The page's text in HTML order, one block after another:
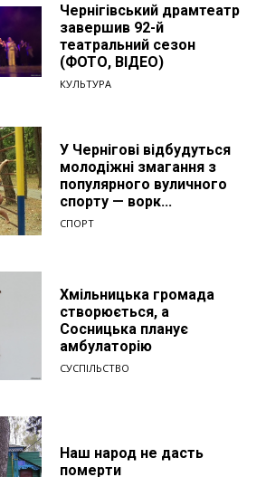
Чернігівський драмтеатр
завершив 92-й
театральний сезон
(ФОТО, ВІДЕО)
КУЛЬТУРА
У Чернігові відбудуться
молодіжні змагання з
популярного вуличного
спорту — ворк...
СПОРТ
Хмільницька громада
створюється, а
Сосницька планує
амбулаторію
СУСПІЛЬСТВО
Наш народ не дасть
померти